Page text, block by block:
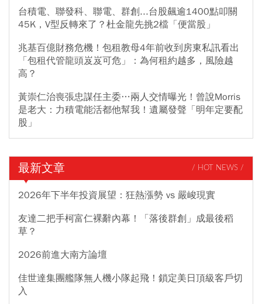
台積電、聯發科、聯電、群創...台股飆逾1400點叩關
45K，V型反轉來了？杜金龍先挑2檔「便當股」
兆基百億財務危機！包租教母4年前收到房東私訊看出
「包租代管龍頭岌岌可危」：為何租約越多，風險越
高？
黃崇仁治喪張忠謀任主委…兩人交情曝光！曾說Morris
是老大：力積電能活都他幫我！遺屬發聲「明年定要配
股」
最新文章 / HOT NEWS /
2026年下半年投資展望：狂熱漲勢 vs 嚴峻現實
友達二把手柯富仁裸辭內幕！「落後群創」成最後稻
草？
2026前進大南方論壇
佳世達集團艦隊無人機小隊起飛！鎖定美日頂級客戶切
入